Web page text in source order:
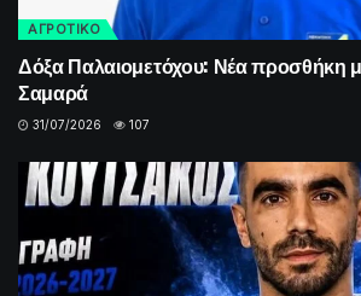
ΑΓΡΟΤΙΚΟ
Δόξα Παλαιομετόχου: Νέα προσθήκη
Σαμαρά
31/07/2026 107